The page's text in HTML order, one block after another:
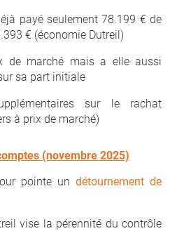
payé seulement 78.199 € de
€ (économie Dutreil)
de marché mais a elle aussi
sa part initiale
sur le rachat
à prix de marché)
(novembre 2025)
pointe un détournement de
vise la pérennité du contrôle